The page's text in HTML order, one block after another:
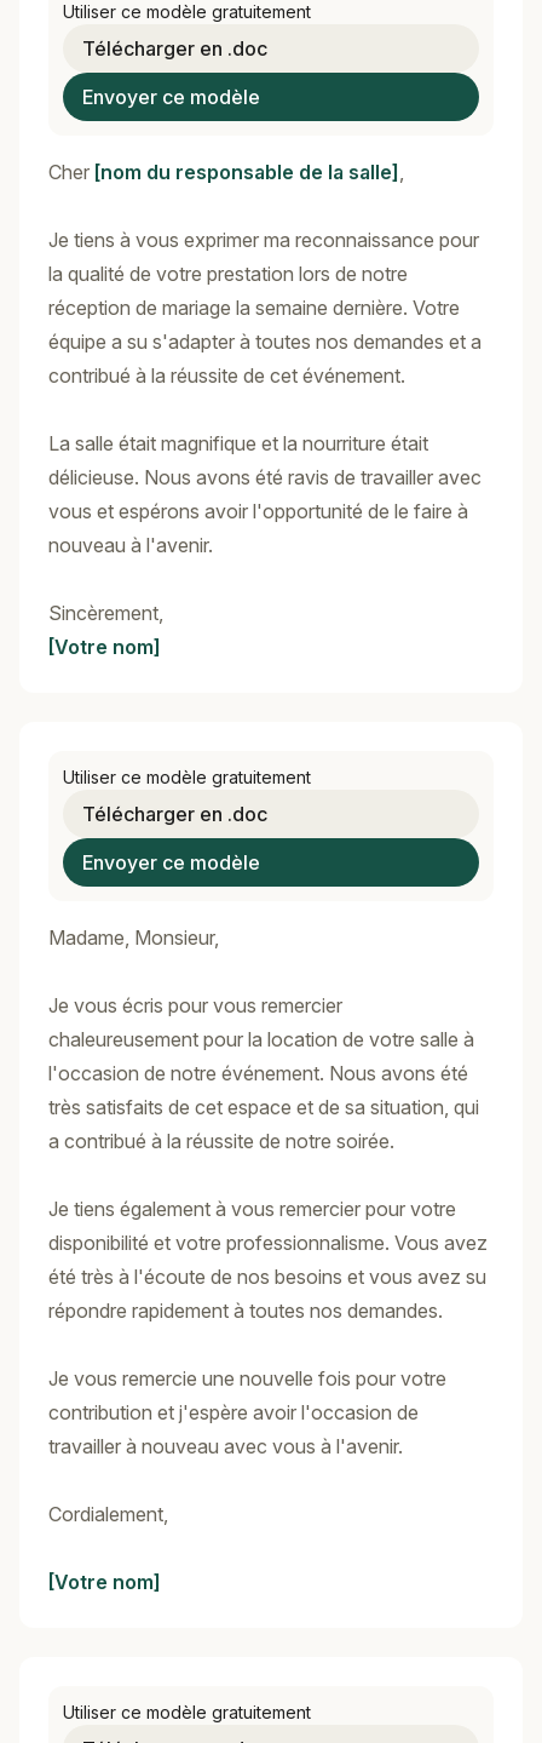
Utiliser ce modèle gratuitement
Télécharger en .doc
Envoyer ce modèle
Cher [nom du responsable de la salle] ,
Je tiens à vous exprimer ma reconnaissance pour
la qualité de votre prestation lors de notre
réception de mariage la semaine dernière. Votre
équipe a su s'adapter à toutes nos demandes et a
contribué à la réussite de cet événement.
La salle était magnifique et la nourriture était
délicieuse. Nous avons été ravis de travailler avec
vous et espérons avoir l'opportunité de le faire à
nouveau à l'avenir.
Sincèrement,
[Votre nom]
Utiliser ce modèle gratuitement
Télécharger en .doc
Envoyer ce modèle
Madame, Monsieur,
Je vous écris pour vous remercier
chaleureusement pour la location de votre salle à
l'occasion de notre événement. Nous avons été
très satisfaits de cet espace et de sa situation, qui
a contribué à la réussite de notre soirée.
Je tiens également à vous remercier pour votre
disponibilité et votre professionnalisme. Vous avez
été très à l'écoute de nos besoins et vous avez su
répondre rapidement à toutes nos demandes.
Je vous remercie une nouvelle fois pour votre
contribution et j'espère avoir l'occasion de
travailler à nouveau avec vous à l'avenir.
Cordialement,
[Votre nom]
Utiliser ce modèle gratuitement